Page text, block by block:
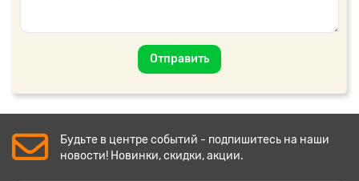
Отправить
Будьте в центре событий - подпишитесь на наши
новости! Новинки, скидки, акции.